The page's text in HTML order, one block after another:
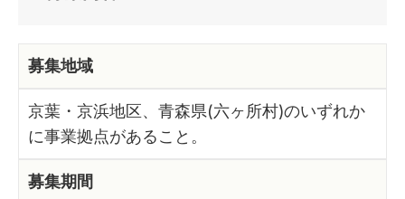
募集地域
京葉・京浜地区、青森県(六ヶ所村)のいずれか
に事業拠点があること。
募集期間